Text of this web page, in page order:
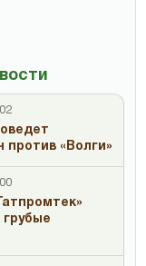
«Волги»